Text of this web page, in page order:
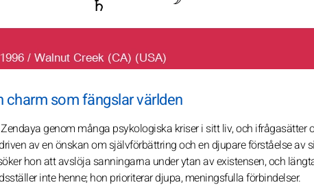
som fängslar världen
genom många psykologiska kriser i sitt liv, och ifrågasätter
av en önskan om självförbättring och en djupare förståelse av
hon att avslöja sanningarna under ytan av existensen, och
inte henne; hon prioriterar djupa, meningsfulla förbindelser.